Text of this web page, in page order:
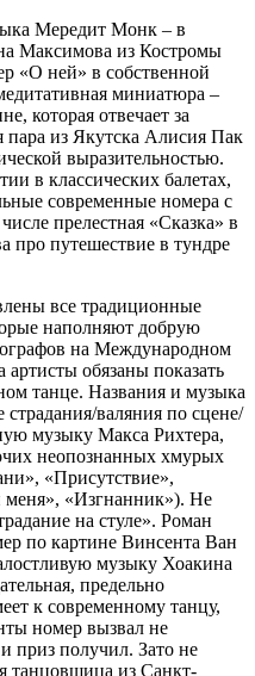
Мередит Монк – в
Максимова из Костромы
«О ней» в собственной
миниатюра –
которая отвечает за
из Якутска Алисия Пак
выразительностью.
в классических балетах,
современные номера с
прелестная «Сказка» в
про путешествие в тундре
все традиционные
наполняют добрую
на Международном
артисты обязаны показать
танце. Названия и музыка
валяния по сцене/
музыку Макса Рихтера,
неопознанных хмурых
«Присутствие»,
«Изгнанник»). Не
на стуле». Роман
по картине Винсента Ван
музыку Хоакина
предельно
к современному танцу,
номер вызвал не
приз получил. Зато не
танцовщица из Санкт-